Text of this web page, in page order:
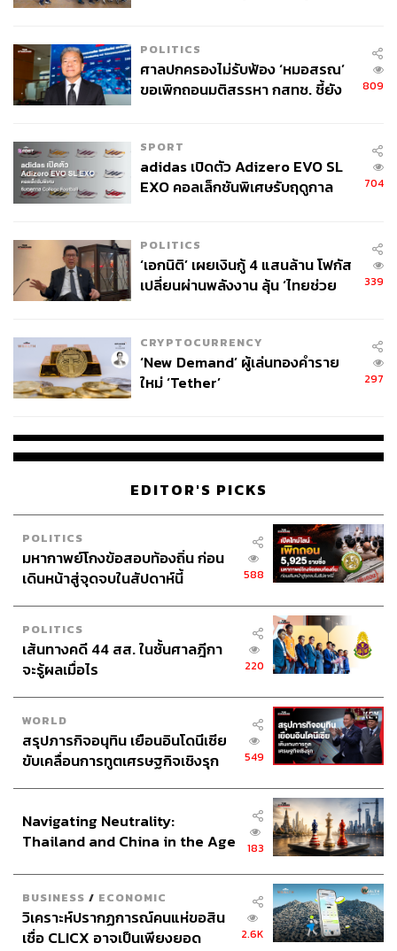
ประธานฝ่ายภูมิภาคเอเชียตะวันออกเฉียงใต้)
เฉินบอกอีกว่า แนวโน้มการใช้รถยนต์ไฟฟ้า (EV) ของไทยใน
analytics ประเมินยอดขายรถยนต์ EV ในปี 2567 ของไทยจะ
อยู่ที่ 103,182 คัน หรือขยายตัว 36.3% เมื่อเทียบกับช่วง
เดียวกันของปีที่ผ่านมา ทำให้ส่วนแบ่งการตลาดรถยนต์ EV
เพิ่มสูงขึ้นเป็น 13.4% ของยอดขายรถยนต์ทั้งหมด เพิ่มขึ้น
“ที่เรามองเห็นช่องว่างคือ ยังไม่มีแบรนด์ใดทำตลาดรถ EV
ระดับพรีเมียม-ลักชัวรีในไทย”
ZEEKR X เข้ามาโชว์ ดังนั้นวันนี้ก็พร้อมทำตลาดในไทย
กำลังการขับขี่ 272 แรงม้า ชาร์จ 1 ครั้ง ขับได้ไกลถึง 540
กิโลเมตร ราคาเริ่มต้นที่ 1,199,000 บาท
และรุ่น Flagship ซึ่งเป็นรุ่นที่โดดเด่นด้าน Performance การ
ขับขี่ที่ 470 กิโลเมตรต่อการชาร์จเต็ม 1 ครั้ง ราคา
ขอท้าชนแบรนด์ EV พรีเมียม-ลักชัวรี เป้ายอดขาย
2,000 คันอยู่ไม่ไกล
เป่า จ้วงเฟย (อเล็กซ์) ประธานฝ่ายภูมิภาคเอเชียตะวันออก
เฉียงใต้ ZEEKR Intelligent Technology กล่าวว่า วันนี้
อุตสาหกรรมยานยนต์ EV ไทยเปรียบเสมือน ‘โอเอซิสแห่ง
ยานยนต์ไฟฟ้า’ มีผู้เล่นเข้ามาทำตลาดมากขึ้นและเติบโตเร็ว
มาก ZEEKR จึงวางกลยุทธ์การตลาดในไทย ด้วยการตั้งเป้า
หมายที่จะเป็นอันดับ 1 ในกลุ่มตลาดยานยนต์พลังงานไฟฟ้า
ระดับพรีเมียม-ลักชัวรีในไทย
POLITICS
ศาลปกครองไม่รับฟ้อง ‘หมอสรณ’
ขอเพิกถอนมติสรรหา กสทช. ชี้ยัง
809
SPORT
adidas เปิดตัว Adizero EVO SL
EXO คอลเล็กชันพิเศษรับฤดูกาล
704
POLITICS
‘เอกนิติ’ เผยเงินกู้ 4 แสนล้าน โฟกัส
เปลี่ยนผ่านพลังงาน ลุ้น ‘ไทยช่วย
339
CRYPTOCURRENCY
‘New Demand’ ผู้เล่นทองคำราย
ใหม่ ‘Tether’
297
EDITOR'S PICKS
POLITICS
มหากาพย์โกงข้อสอบท้องถิ่น ก่อน
เดินหน้าสู่จุดจบในสัปดาห์นี้
588
POLITICS
เส้นทางคดี 44 สส. ในชั้นศาลฎีกา
จะรู้ผลเมื่อไร
220
WORLD
สรุปภารกิจอนุทิน เยือนอินโดนีเซีย
ขับเคลื่อนการทูตเศรษฐกิจเชิงรุก
549
Navigating Neutrality:
Thailand and China in the Age
183
BUSINESS / ECONOMIC
วิเคราะห์ปรากฏการณ์คนแห่ขอสิน
เชื่อ CLICX อาจเป็นเพียงยอด
2.6K